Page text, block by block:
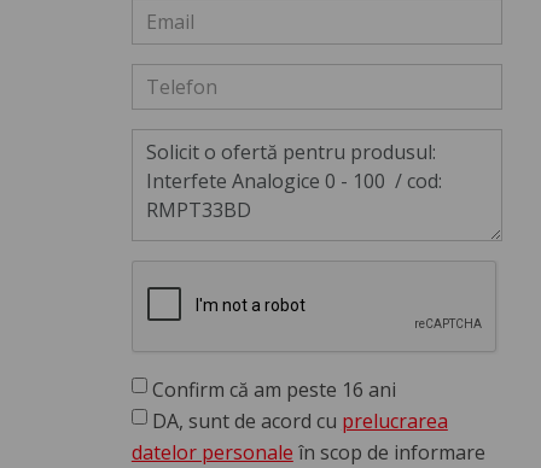
Confirm că am peste 16 ani
DA, sunt de acord cu prelucrarea
datelor personale în scop de informare